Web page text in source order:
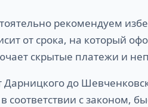
рекомендуем
от срока, на который
скрытые платежи и
до
соответствии с законом,